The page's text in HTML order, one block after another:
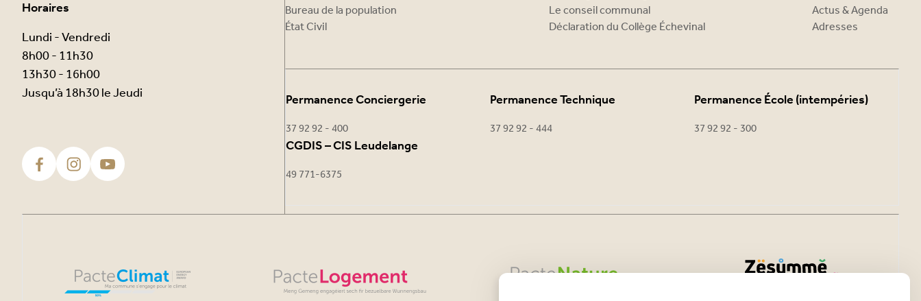
Horaires
Lundi - Vendredi
8h00 - 11h30
13h30 - 16h00
Jusqu’à 18h30 le Jeudi
Bureau de la population
État Civil
Le conseil communal
Déclaration du Collège Échevinal
Actus & Agenda
Adresses
Permanence Conciergerie
37 92 92 - 400
Permanence Technique
37 92 92 - 444
Permanence École (intempéries)
37 92 92 - 300
CGDIS – CIS Leudelange
49 771-6375